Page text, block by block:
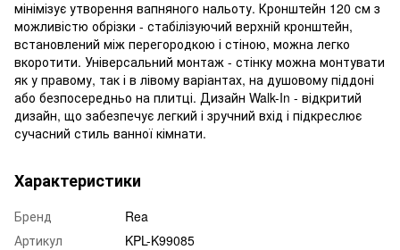
мінімізує утворення вапняного нальоту. Кронштейн 120 см з
можливістю обрізки - стабілізуючий верхній кронштейн,
встановлений між перегородкою і стіною, можна легко
вкоротити. Універсальний монтаж - стінку можна монтувати
як у правому, так і в лівому варіантах, на душовому піддоні
або безпосередньо на плитці. Дизайн Walk-In - відкритий
дизайн, що забезпечує легкий і зручний вхід і підкреслює
сучасний стиль ванної кімнати.
Характеристики
Бренд
Rea
Артикул
KPL-K99085